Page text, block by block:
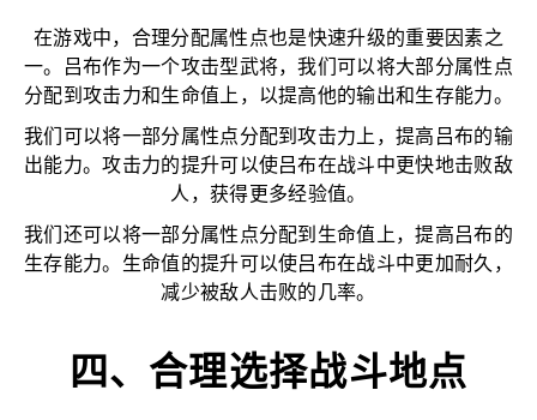
在游戏中，合理分配属性点也是快速升级的重要因素之
一。吕布作为一个攻击型武将，我们可以将大部分属性点
分配到攻击力和生命值上，以提高他的输出和生存能力。
我们可以将一部分属性点分配到攻击力上，提高吕布的输
出能力。攻击力的提升可以使吕布在战斗中更快地击败敌
人，获得更多经验值。
我们还可以将一部分属性点分配到生命值上，提高吕布的
生存能力。生命值的提升可以使吕布在战斗中更加耐久，
减少被敌人击败的几率。
四、合理选择战斗地点